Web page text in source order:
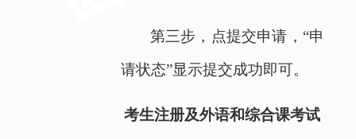
第三步，点提交申请，“申
请状态”显示提交成功即可。
考生注册及外语和综合课考试